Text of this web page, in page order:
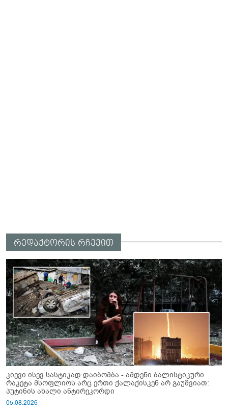
რედაქტორის რჩევით
კიევი ისევ სასტიკად დაიბომბა - ამდენი ბალისტიკური
რაკეტა მსოფლიოს არც ერთი ქალაქისკენ არ გაუშვიათ:
პუტინის ახალი ანტირეკორდი
05.08.2026